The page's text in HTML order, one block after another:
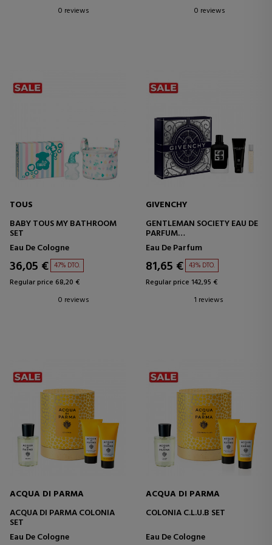
0 reviews
0 reviews
TOUS
BABY TOUS MY BATHROOM
SET
Eau De Cologne
36,05 € 47% DTO.
Regular price 68,20 €
0 reviews
GIVENCHY
GENTLEMAN SOCIETY EAU DE
PARFUM
SET
Eau De Parfum
81,65 € 43% DTO.
Regular price 142,95 €
1 reviews
ACQUA DI PARMA
ACQUA DI PARMA COLONIA
SET
Eau De Cologne
ACQUA DI PARMA
COLONIA C.L.U.B SET
Eau De Cologne